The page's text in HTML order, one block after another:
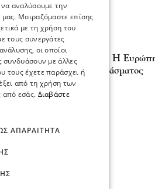
Πολιτική
Κυριάκος Πιερρακάκης- Η Ευρώπη
δυνατότητες του ραδιοφάσματος
28 Ιου 2026, 18:46
να αναλύσουμε την
μας. Μοιραζόμαστε επίσης
με τη χρήση του
τους συνεργάτες
οι οποίοι
συνδυάσουν με άλλες
τους έχετε παράσχει ή
από τη χρήση των
από εσάς. Διαβάστε
ΑΠΑΡΑΊΤΗΤΑ